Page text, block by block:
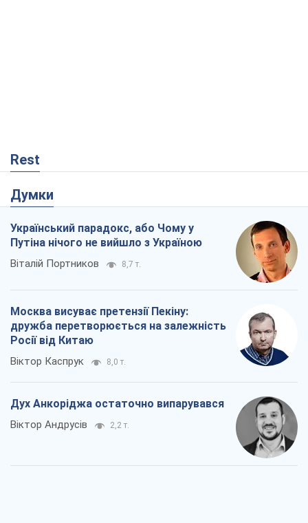
Rest
Думки
Український парадокс, або Чому у
Путіна нічого не вийшло з Україною
Віталій Портников 8,7 т.
Москва висуває претензії Пекіну:
дружба перетворюється на залежність
Росії від Китаю
Віктор Каспрук 8,0 т.
Дух Анкоріджа остаточно випарувався
Віктор Андрусів 2,2 т.